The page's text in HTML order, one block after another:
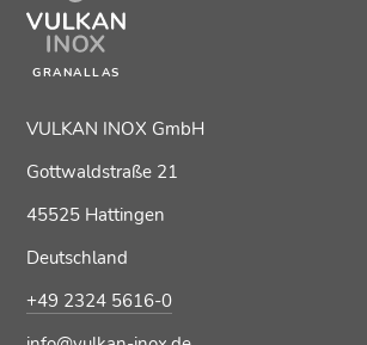
GRANALLAS
VULKAN INOX GmbH
Gottwaldstraße 21
45525 Hattingen
Deutschland
+49 2324 5616-0